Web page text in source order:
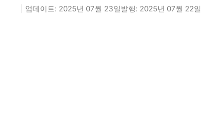
2025년 07월 23일 2025년 07월 22일